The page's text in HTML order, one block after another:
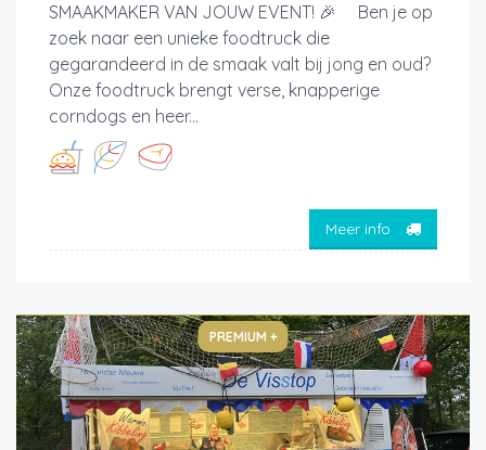
SMAAKMAKER VAN JOUW EVENT! 🎉 Ben je op
zoek naar een unieke foodtruck die
gegarandeerd in de smaak valt bij jong en oud?
Onze foodtruck brengt verse, knapperige
corndogs en heer...
Meer info
PREMIUM +